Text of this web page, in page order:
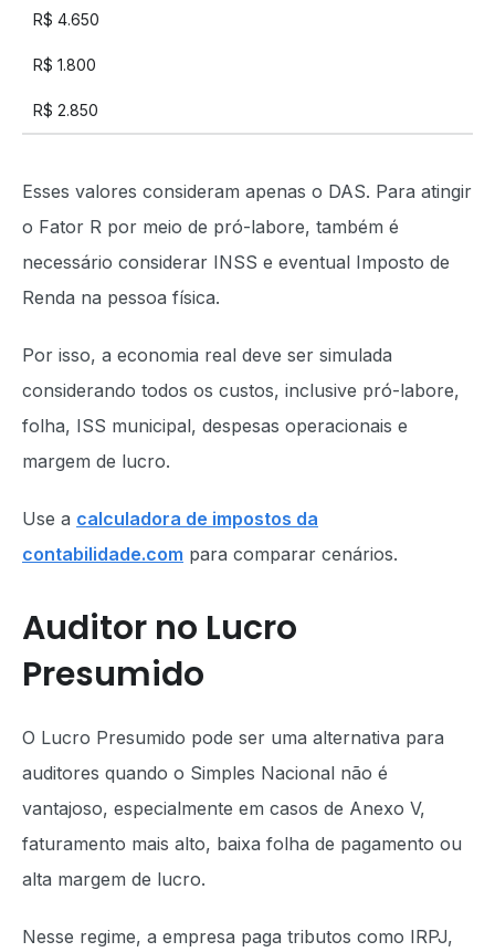
R$ 4.650
R$ 1.800
R$ 2.850
Esses valores consideram apenas o DAS. Para atingir
o Fator R por meio de pró-labore, também é
necessário considerar INSS e eventual Imposto de
Renda na pessoa física.
Por isso, a economia real deve ser simulada
considerando todos os custos, inclusive pró-labore,
folha, ISS municipal, despesas operacionais e
margem de lucro.
Use a calculadora de impostos da
contabilidade.com para comparar cenários.
Auditor no Lucro
Presumido
O Lucro Presumido pode ser uma alternativa para
auditores quando o Simples Nacional não é
vantajoso, especialmente em casos de Anexo V,
faturamento mais alto, baixa folha de pagamento ou
alta margem de lucro.
Nesse regime, a empresa paga tributos como IRPJ,